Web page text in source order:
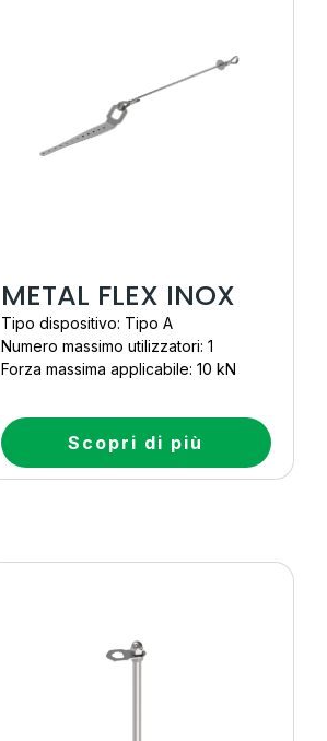
METAL FLEX INOX
Tipo dispositivo: Tipo A
Numero massimo utilizzatori: 1
Forza massima applicabile: 10 kN
Scopri di più